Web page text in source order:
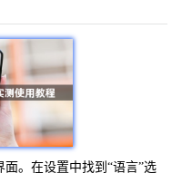
。在设置中找到“语言”选